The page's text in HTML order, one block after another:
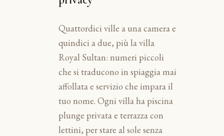
Quattordici ville a una camera e
quindici a due, più la villa
Royal Sultan: numeri piccoli
che si traducono in spiaggia mai
affollata e servizio che impara il
tuo nome. Ogni villa ha piscina
plunge privata e terrazza con
lettini, per stare al sole senza